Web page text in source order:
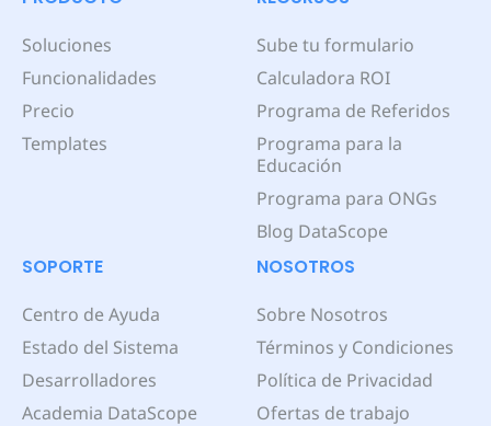
Soluciones
Funcionalidades
Precio
Templates
Sube tu formulario
Calculadora ROI
Programa de Referidos
Programa para la
Educación
Programa para ONGs
Blog DataScope
SOPORTE
Centro de Ayuda
Estado del Sistema
Desarrolladores
Academia DataScope
NOSOTROS
Sobre Nosotros
Términos y Condiciones
Política de Privacidad
Ofertas de trabajo